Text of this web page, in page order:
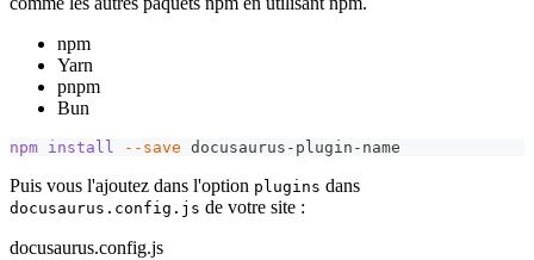
npm
Yarn
pnpm
Bun
npm install --save docusaurus-plugin-name
Puis vous l'ajoutez dans l'option plugins dans
docusaurus.config.js de votre site :
docusaurus.config.js